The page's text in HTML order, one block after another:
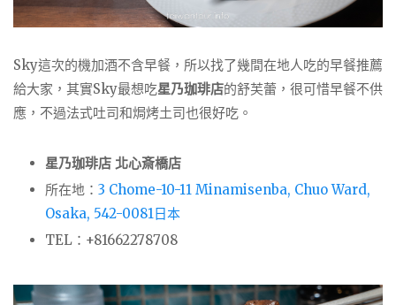
Sky這次的機加酒不含早餐，所以找了幾間在地人吃的早餐推薦
給大家，其實Sky最想吃星乃珈琲店的舒芙蕾，很可惜早餐不供
應，不過法式吐司和焗烤土司也很好吃。
星乃珈琲店 北心斎橋店
所在地： 3 Chome-10-11 Minamisenba, Chuo Ward,
Osaka, 542-0081日本
TEL：+81662278708